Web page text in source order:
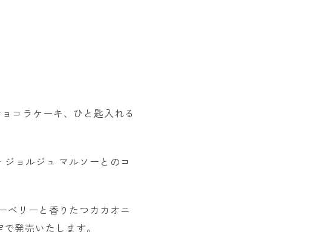
コラケーキ、ひと匙入れる
ョルジュ マルソーとのコ
ベリーと香りたつカカオニ
発売いたします。